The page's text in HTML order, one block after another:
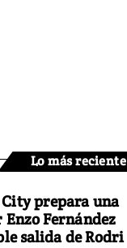
Lo más reciente
prepara una
Fernández
salida de Rodri